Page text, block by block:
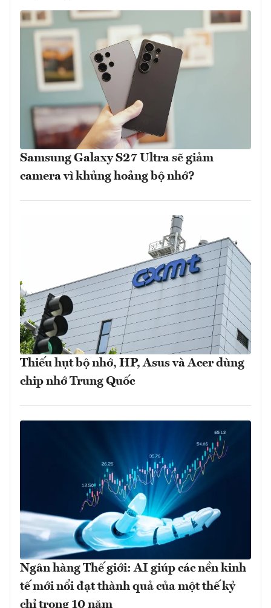
Samsung Galaxy S27 Ultra sẽ giảm
camera vì khủng hoảng bộ nhớ?
Thiếu hụt bộ nhớ, HP, Asus và Acer dùng
chip nhớ Trung Quốc
Ngân hàng Thế giới: AI giúp các nền kinh
tế mới nổi đạt thành quả của một thế kỷ
chỉ trong 10 năm